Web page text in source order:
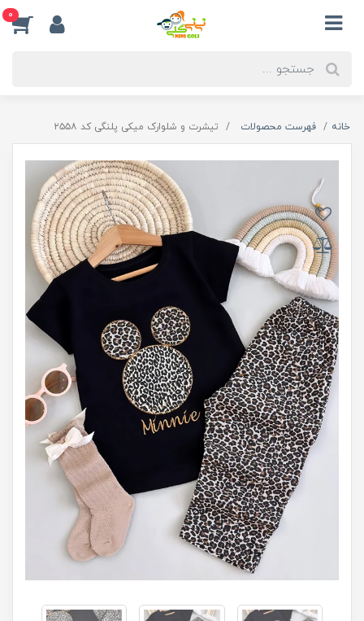
0
خانه فهرست محصولات تیشرت و شلوارک میکی پلنگی کد ۲۵۵۸